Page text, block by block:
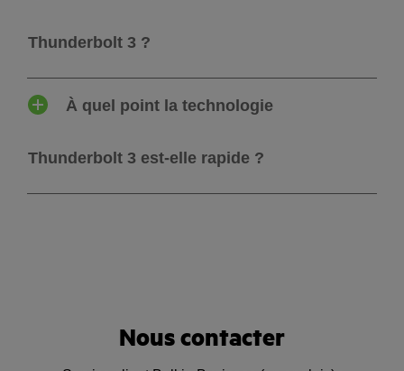
Thunderbolt 3 ?
À quel point la technologie
Thunderbolt 3 est-elle rapide ?
Nous contacter